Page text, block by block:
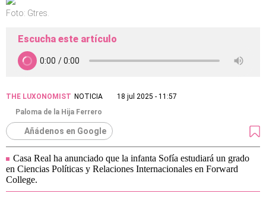
Foto: Gtres.
Escucha este artículo
THE LUXONOMIST NOTICIA
18 jul 2025 - 11:57
Paloma de la Hija Ferrero
Añádenos en Google
Casa Real ha anunciado que la infanta Sofía estudiará un grado
en Ciencias Políticas y Relaciones Internacionales en Forward
College.